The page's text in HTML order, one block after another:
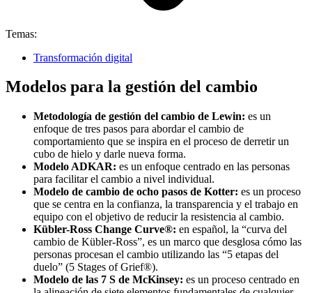
Temas:
Transformación digital
Modelos para la gestión del cambio
Metodología de gestión del cambio de Lewin: es un
enfoque de tres pasos para abordar el cambio de
comportamiento que se inspira en el proceso de derretir un
cubo de hielo y darle nueva forma.
Modelo ADKAR: es un enfoque centrado en las personas
para facilitar el cambio a nivel individual.
Modelo de cambio de ocho pasos de Kotter: es un proceso
que se centra en la confianza, la transparencia y el trabajo en
equipo con el objetivo de reducir la resistencia al cambio.
Kübler-Ross Change Curve®: en español, la “curva del
cambio de Kübler-Ross”, es un marco que desglosa cómo las
personas procesan el cambio utilizando las “5 etapas del
duelo” (5 Stages of Grief®).
Modelo de las 7 S de McKinsey: es un proceso centrado en